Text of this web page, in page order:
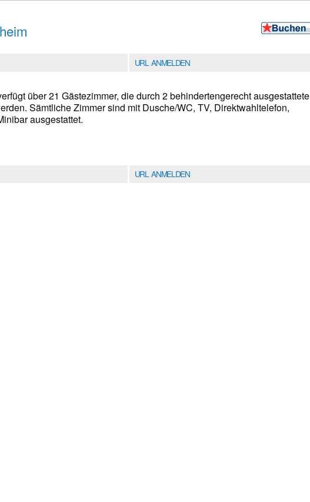
URL ANMELDEN
über 21 Gästezimmer, die durch 2 behindertengerecht ausgestattete
Sämtliche Zimmer sind mit Dusche/WC, TV, Direktwahltelefon,
ausgestattet.
URL ANMELDEN